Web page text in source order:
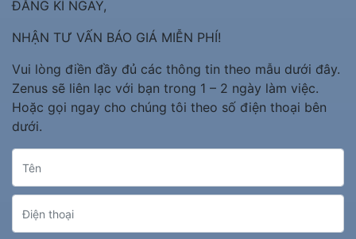
ĐĂNG KÍ NGAY,
NHẬN TƯ VẤN BÁO GIÁ MIỄN PHÍ!
Vui lòng điền đầy đủ các thông tin theo mẫu dưới đây.
Zenus sẽ liên lạc với bạn trong 1 – 2 ngày làm việc.
Hoặc gọi ngay cho chúng tôi theo số điện thoại bên
dưới.